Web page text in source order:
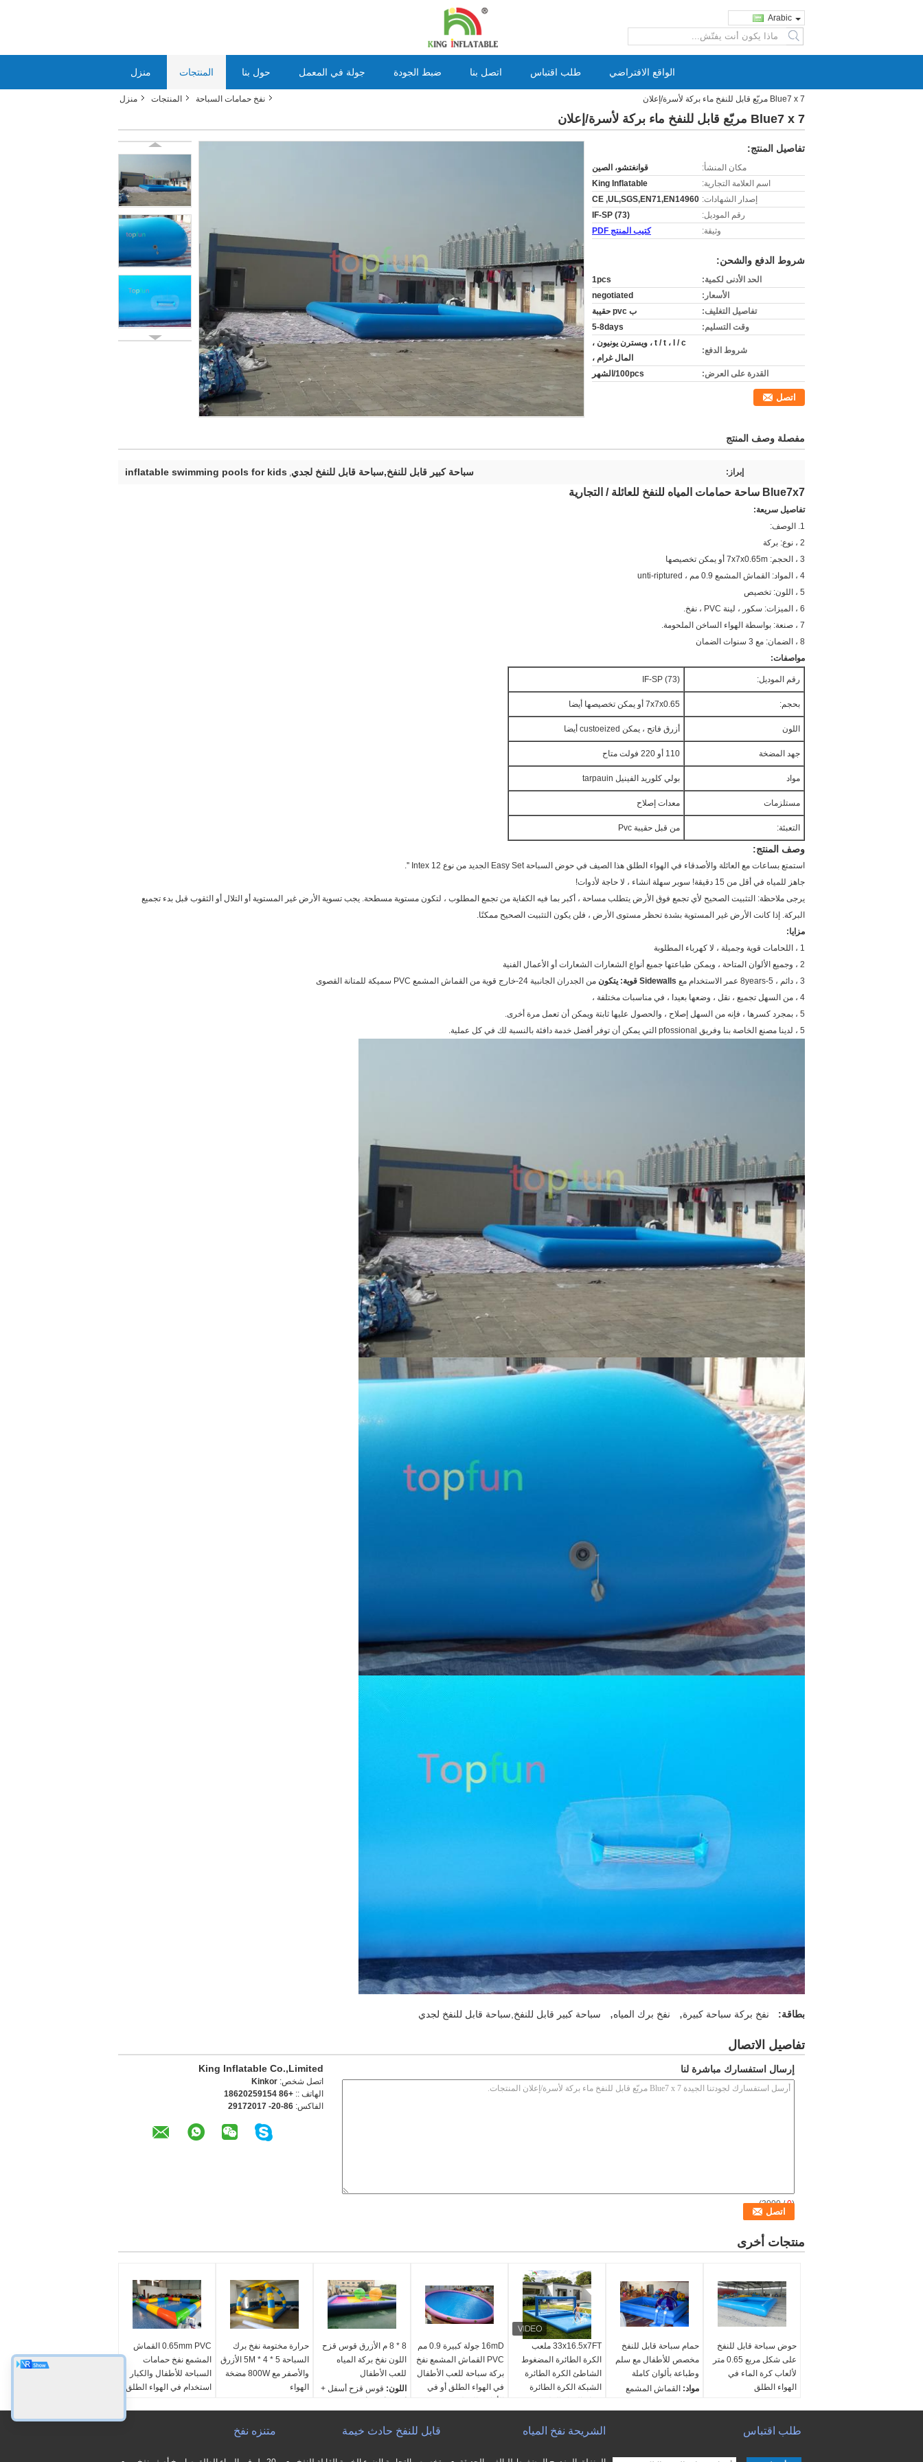
Arabic
search
منزل المنتجات حول بنا جولة في المعمل ضبط الجودة اتصل بنا طلب اقتباس الواقع الافتراضي
منزل المنتجات نفخ حمامات السباحة Blue7 x 7 مربّع قابل للنفخ ماء بركة لأسرة/إعلان
Blue7 x 7 مربّع قابل للنفخ ماء بركة لأسرة/إعلان
تفاصيل المنتج:
مكان المنشأ:
قوانغتشو، الصين
اسم العلامة التجارية:
King Inflatable
إصدار الشهادات: CE ,UL,SGS,EN71,EN14960
رقم الموديل:
IF-SP (73)
وثيقة:
كتيب المنتج PDF
شروط الدفع والشحن:
الحد الأدنى لكمية:
1pcs
الأسعار:
negotiated
تفاصيل التغليف:
ب pvc حقيبة
وقت التسليم:
5-8days
شروط الدفع:
t / t ، l / c ، ويسترن يونيون ،
المال غرام ،
القدرة على العرض:
100pcs/الشهر
اتصل
مفصلة وصف المنتج
إبراز: سباحة كبير قابل للنفخ,سباحة قابل للنفخ لجدي,
inflatable swimming pools for kids
Blue7x7 ساحة حمامات المياه للنفخ للعائلة / التجارية
تفاصيل سريعة:
1. الوصف:
2 ، نوع: بركة
3 ، الحجم: 7x7x0.65m أو يمكن تخصيصها
4 ، المواد: القماش المشمع 0.9 مم ، unti-riptured
5 ، اللون: تخصيص
6 ، الميزات: سكور ، لينة PVC ، نفخ.
7 ، صنعة: بواسطة الهواء الساخن الملحومة.
8 ، الضمان: مع 3 سنوات الضمان
مواصفات:
رقم الموديل: IF-SP (73)
بحجم: 7x7x0.65 أو يمكن تخصيصها أيضا
اللون أزرق فاتح ، يمكن custoeized أيضا
جهد المضخة 110 أو 220 فولت متاح
مواد بولي كلوريد الفينيل tarpauin
مستلزمات معدات إصلاح
التعبئة: من قبل حقيبة Pvc
وصف المنتج:
استمتع بساعات مع العائلة والأصدقاء في الهواء الطلق هذا الصيف في حوض السباحة Easy Set الجديد من نوع Intex 12 ''.
جاهز للمياه في أقل من 15 دقيقة! سوبر سهلة انشاء ، لا حاجة لأدوات!
يرجى ملاحظة: التثبيت الصحيح لأي تجمع فوق الأرض يتطلب مساحة ، أكبر بما فيه الكفاية من تجمع المطلوب ، لتكون مستوية مسطحة. يجب تسوية الأرض غير المستوية أو التلال أو الثقوب قبل بدء تجميع
البركة. إذا كانت الأرض غير المستوية بشدة تحظر مستوى الأرض ، فلن يكون التثبيت الصحيح ممكنًا.
مزايا:
1 ، اللحامات قوية وجميلة ، لا كهرباء المطلوبة
2 ، وجميع الألوان المتاحة ، ويمكن طباعتها جميع أنواع الشعارات الشعارات أو الأعمال الفنية
3 ، دائم ، 5-8years عمر الاستخدام مع
Sidewalls قوية: يتكون
من الجدران الجانبية 24-خارج قوية من القماش المشمع PVC سميكة للمتانة القصوى
4 ، من السهل تجميع ، نقل ، وضعها بعيدا ، في مناسبات مختلفة ،
5 ، بمجرد كسرها ، فإنه من السهل إصلاح ، والحصول عليها ثابتة ويمكن أن تعمل مرة أخرى.
5 ، لدينا مصنع الخاصة بنا وفريق pfossional التي يمكن أن توفر أفضل خدمة دافئة بالنسبة لك في كل عملية.
بطاقة: نفخ بركة سباحة كبيرة, نفخ برك المياه, سباحة كبير قابل للنفخ,سباحة قابل للنفخ لجدي
تفاصيل الاتصال
King Inflatable Co.,Limited
اتصل شخص: Kinkor
الهاتف :: +86 18620259154
الفاكس: 86-20- 29172017
إرسال استفسارك مباشرة لنا
(
0
/ 3000)
منتجات أخرى
0.65mm PVC القماش
المشمع نفخ حمامات
السباحة للأطفال والكبار
استخدام في الهواء الطلق
صنعة:
اللحام بالهواء
حرارة مختومة نفخ برك
السباحة 5 * 4 * 5M الأزرق
والأصفر مع 800W مضخة
الهواء
القماش المشمع
8 * 8 م الأزرق قوس قزح
اللون نفخ بركة المياه
للعب الأطفال
اللون: قوس قزح أسفل +
بحجم:
مواد:
0.65 مم القماش
16mD جولة كبيرة 0.9 مم
PVC القماش المشمع نفخ
بركة سباحة للعب الأطفال
في الهواء الطلق أو في
الأماكن المغلقة
0.8 م أو أحجام أخرى
33x16.5x7FT ملعب
الكرة الطائرة المضغوط
الشاطئ الكرة الطائرة
الشبكة الكرة الطائرة
الهواء الطلق
البلاستيك
حمام سباحة قابل للنفخ
مخصص للأطفال مع سلم
وطباعة بألوان كاملة
مواد: القماش المشمع
مستلزمات:مضخات الهواء
حوض سباحة قابل للنفخ
على شكل مربع 0.65 متر
لألعاب كرة الماء في
الهواء الطلق
بحجم:حسب الطلب
مستلزمات:مضخة هواء
متنزه نفخ قابل للنفخ حادث خيمة الشريحة نفخ المياه طلب اقتباس